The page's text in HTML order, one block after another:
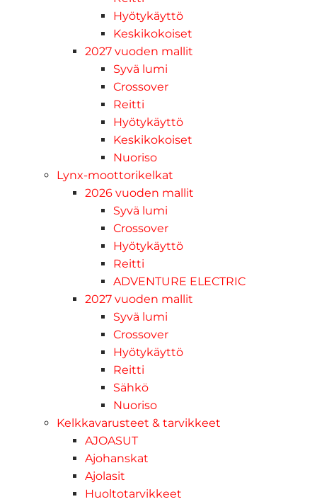
Hyötykäyttö
Keskikokoiset
2027 vuoden mallit
Syvä lumi
Crossover
Reitti
Hyötykäyttö
Keskikokoiset
Nuoriso
Lynx-moottorikelkat
2026 vuoden mallit
Syvä lumi
Crossover
Hyötykäyttö
Reitti
ADVENTURE ELECTRIC
2027 vuoden mallit
Syvä lumi
Crossover
Hyötykäyttö
Reitti
Sähkö
Nuoriso
Kelkkavarusteet & tarvikkeet
AJOASUT
Ajohanskat
Ajolasit
Huoltotarvikkeet